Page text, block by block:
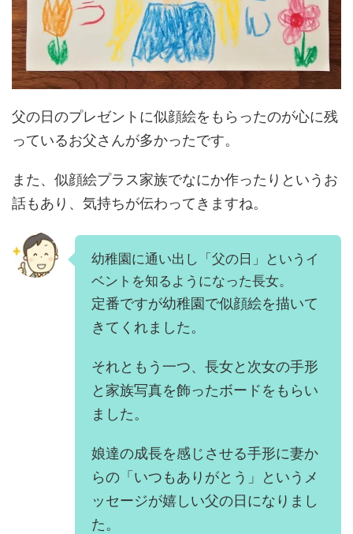
父の日のプレゼントに似顔絵をもらったのが心に残
っているお父さんが多かったです。
また、似顔絵プラス家族でなにか作ったりというお
話もあり、気持ちが伝わってきますね。
幼稚園に通い出し「父の日」というイ
ベントを知るようになった長女。
定番ですが幼稚園で似顔絵を描いて
きてくれました。
それともう一つ、長女と次女の手形
と家族写真を飾ったボードをもらい
ました。
娘達の成長を感じさせる手形に妻か
らの「いつもありがとう」というメ
ッセージが嬉しい父の日になりまし
た。